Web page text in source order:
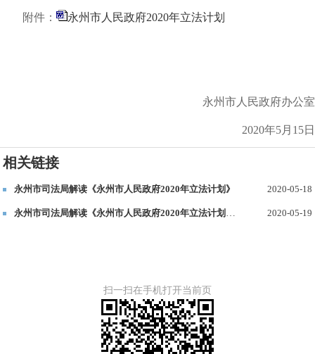
附件： 永州市人民政府2020年立法计划
永州市人民政府办公室
2020年5月 15日
相关链接
永州市司法局解读《永州市人民政府2020年立法计划》 2020-05-18
永州市司法局解读《永州市人民政府2020年立法计划》（音频解读） 2020-05-19
扫一扫在手机打开当前页